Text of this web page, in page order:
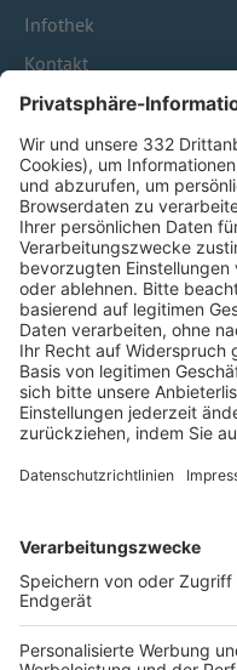
Infothek
Kontakt
HÄUFIG
Pässe und
Trainerausbildung
Schulungsangebot
BFV-Geschäftsstellen
Trainerbörse
Login SpielPlus
FOLGE DEM BFV
TOP-VEREINE